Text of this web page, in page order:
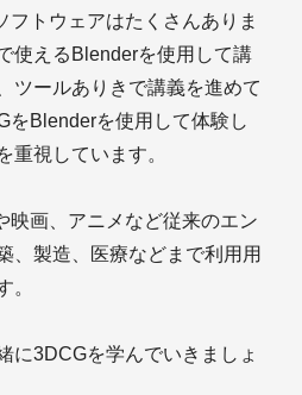
フトウェアはたくさんありま
使えるBlenderを使用して講
ツールありきで講義を進めて
をBlenderを使用して体験し
重視しています。
映画、アニメなど従来のエン
、製造、医療などまで利用用
。
に3DCGを学んでいきましょ